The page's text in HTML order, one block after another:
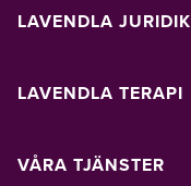
LAVENDLA JURIDIK
LAVENDLA TERAPI
VÅRA TJÄNSTER